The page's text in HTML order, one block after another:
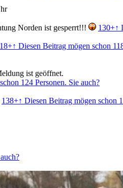
Norden ist gesperrt!!! 130+↑
↑ Diesen Beitrag mögen schon
ist geöffnet.
124 Personen. Sie auch?
138+↑ Diesen Beitrag mögen schon